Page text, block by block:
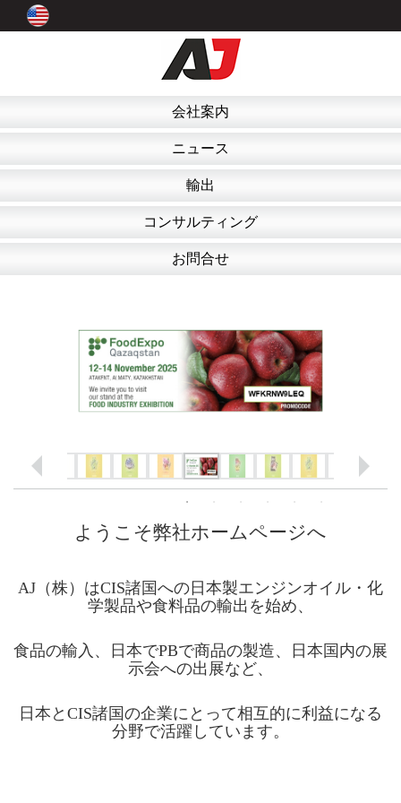
会社案内
ニュース
輸出
コンサルティング
お問合せ
ようこそ弊社ホームページへ
AJ（株）はCIS諸国への日本製エンジンオイル・化
学製品や食料品の輸出を始め、
食品の輸入、日本でPBで商品の製造、日本国内の展
示会への出展など、
日本とCIS諸国の企業にとって相互的に利益になる
分野で活躍しています。